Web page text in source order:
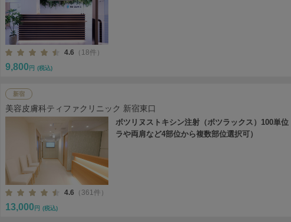
4.6 （18件）
9,800 円 (税込)
新宿
美容皮膚科ティファクリニック 新宿東口
ボツリヌストキシン注射（ボツラックス）100単位
ラや両肩など4部位から複数部位選択可）
4.6 （361件）
13,000 円 (税込)